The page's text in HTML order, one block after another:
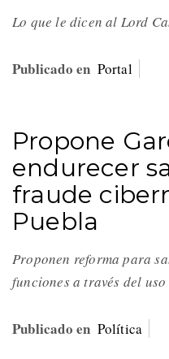
Lo que le dicen al Lord
Publicado en Portal
Propone
endurecer
fraude
Puebla
Proponen reforma para
funciones a través del
Publicado en Política